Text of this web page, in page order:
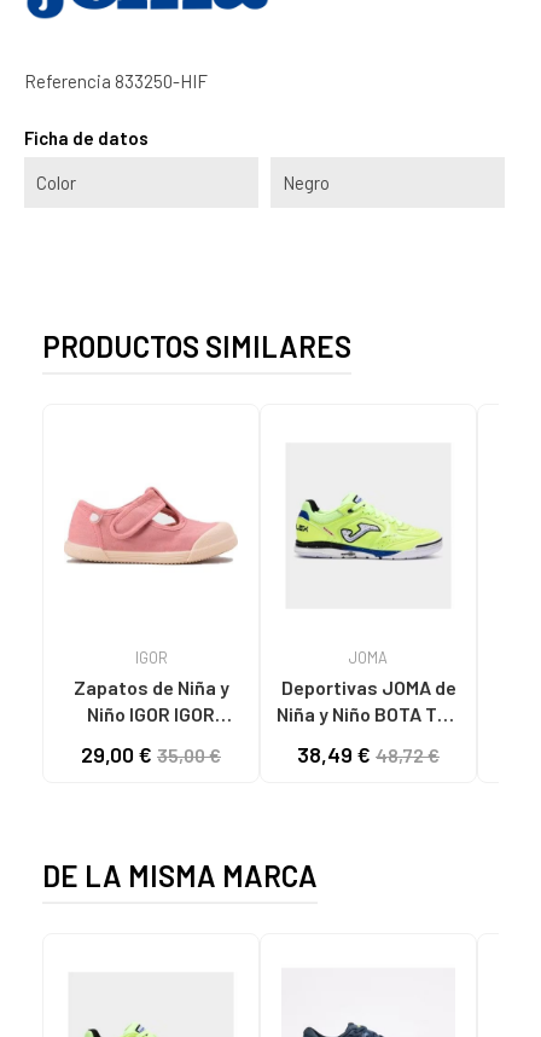
Referencia 833250-HIF
Ficha de datos
Color Negro
PRODUCTOS SIMILARES
IGOR
Zapatos de Niña y
Niño IGOR IGOR
CONCEPT LONA 383
29,00 € 35,00 €
JOMA
Deportivas JOMA de
Niña y Niño BOTA TOP
COLORES
38,49 € 48,72 €
DE LA MISMA MARCA